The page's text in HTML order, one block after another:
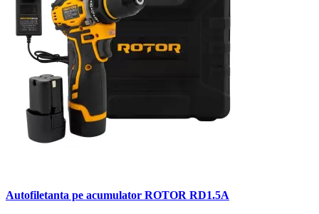
Autofiletanta pe acumulator ROTOR RD1.5A